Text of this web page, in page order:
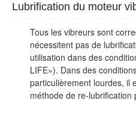
Lubrification du moteur
Tous les vibreurs sont
nécessitent pas de
utilisation dans des
LIFE»). Dans des
particulièrement lourdes, il
méthode de re-lubrification